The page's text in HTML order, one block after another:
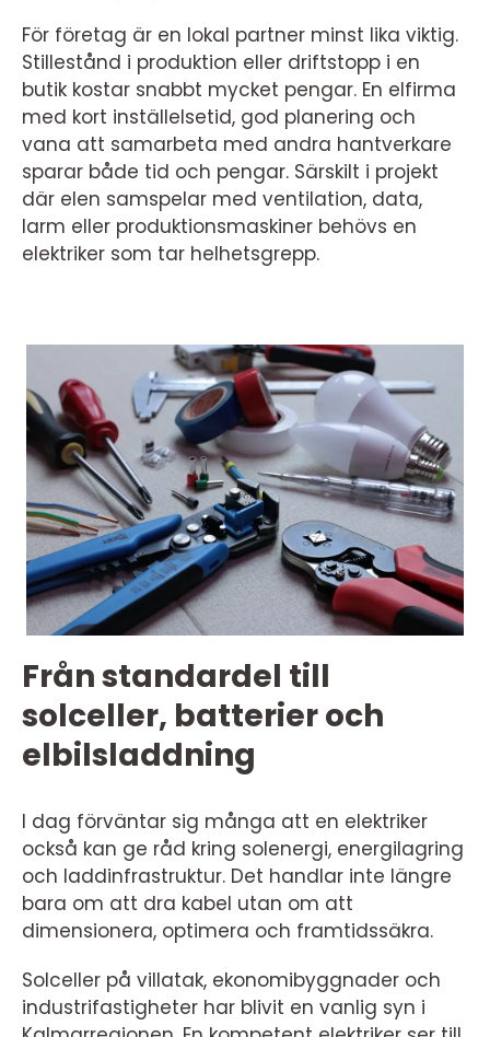
För företag är en lokal partner minst lika viktig.
Stillestånd i produktion eller driftstopp i en
butik kostar snabbt mycket pengar. En elfirma
med kort inställelsetid, god planering och
vana att samarbeta med andra hantverkare
sparar både tid och pengar. Särskilt i projekt
där elen samspelar med ventilation, data,
larm eller produktionsmaskiner behövs en
elektriker som tar helhetsgrepp.
Från standardel till
solceller, batterier och
elbilsladdning
I dag förväntar sig många att en elektriker
också kan ge råd kring solenergi, energilagring
och laddinfrastruktur. Det handlar inte längre
bara om att dra kabel utan om att
dimensionera, optimera och framtidssäkra.
Solceller på villatak, ekonomibyggnader och
industrifastigheter har blivit en vanlig syn i